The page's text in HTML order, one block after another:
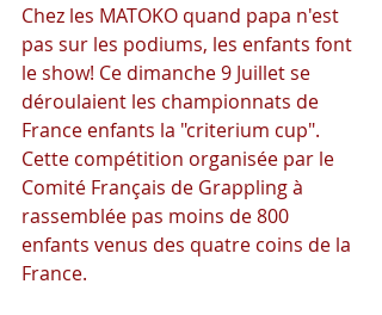
Chez les MATOKO quand papa n'est
pas sur les podiums, les enfants font
le show! Ce dimanche 9 Juillet se
déroulaient les championnats de
France enfants la "criterium cup".
Cette compétition organisée par le
Comité Français de Grappling à
rassemblée pas moins de 800
enfants venus des quatre coins de la
France.